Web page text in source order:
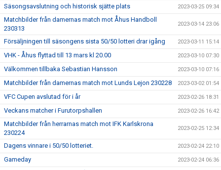
Säsongsavslutning och historisk sjätte plats 2023-03-25 09:34
Matchbilder från damernas match mot Åhus Handboll
230313
2023-03-14 23:06
Försäljningen till säsongens sista 50/50 lotteri drar igång 2023-03-11 15:14
VHK - Åhus flyttad till 13 mars kl 20.00 2023-03-10 07:30
Välkommen tillbaka Sebastian Hansson 2023-03-10 07:16
Matchbilder från damernas match mot Lunds Lejon 230228 2023-03-02 01:54
VFC Cupen avslutad för i år 2023-02-26 18:31
Veckans matcher i Furutorpshallen 2023-02-26 16:42
Matchbilder från herrarnas match mot IFK Karlskrona
230224
2023-02-25 12:34
Dagens vinnare i 50/50 lotteriet. 2023-02-24 22:10
Gameday 2023-02-24 06:36